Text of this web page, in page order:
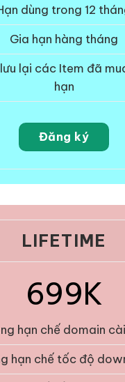
dùng trong 12
Gia hạn hàng tháng
lại các Item đã
hạn
Đăng ký
LIFETIME
699K
hạn chế domain
hạn chế tốc độ